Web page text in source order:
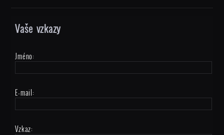
Vaše vzkazy
Jméno:
E-mail:
Vzkaz: